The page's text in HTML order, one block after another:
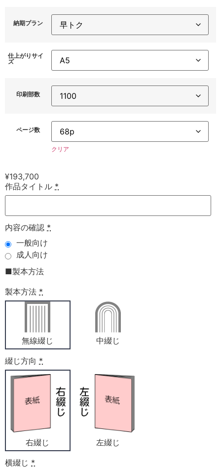
納期プラン
仕上がりサイ
ズ
印刷部数
ページ数
クリア
¥193,700
作品タイトル *
内容の確認 *
一般向け
成人向け
■製本方法
製本方法 *
無線綴じ 中綴じ
綴じ方向 *
右綴じ 左綴じ
横綴じ *